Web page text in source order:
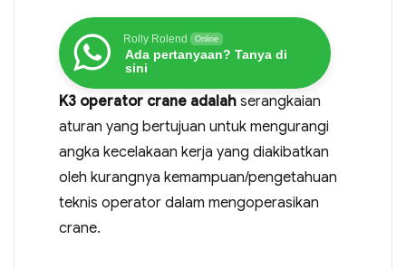
Rolly Rolend Online
Ada pertanyaan? Tanya di
sini
K3 operator crane adalahserangkaian
aturan yang bertujuan untuk mengurangi
angka kecelakaan kerja yang diakibatkan
oleh kurangnya kemampuan/pengetahuan
teknis operator dalam mengoperasikan
crane.